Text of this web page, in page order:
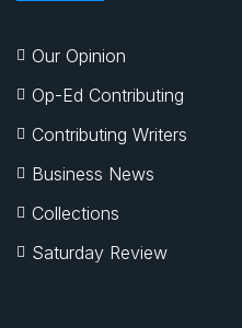
Our Opinion
Op-Ed Contributing
Contributing Writers
Business News
Collections
Saturday Review